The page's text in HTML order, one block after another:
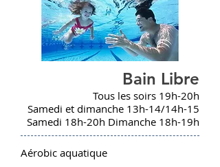
Bain Libre
Tous les soirs 19h-20h
Samedi et dimanche 13h-14/14h-15
Samedi 18h-20h Dimanche 18h-19h
Aérobic aquatique